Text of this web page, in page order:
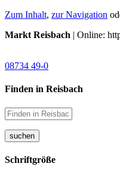
Zum Inhalt, zur Navigation
Markt Reisbach | Online:
08734 49-0
Finden in Reisbach
suchen
Schriftgröße